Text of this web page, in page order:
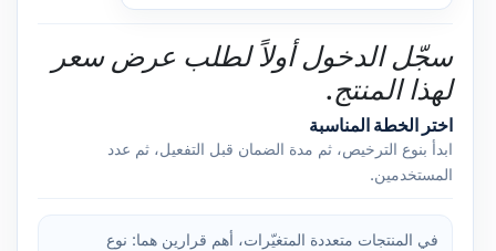
سجّل الدخول أولاً لطلب عرض سعر
لهذا المنتج.
اختر الخطة المناسبة
ابدأ بنوع الترخيص، ثم مدة الضمان قبل التفعيل، ثم عدد
المستخدمين.
في المنتجات متعددة المتغيّرات، أهم قرارين هما: نوع